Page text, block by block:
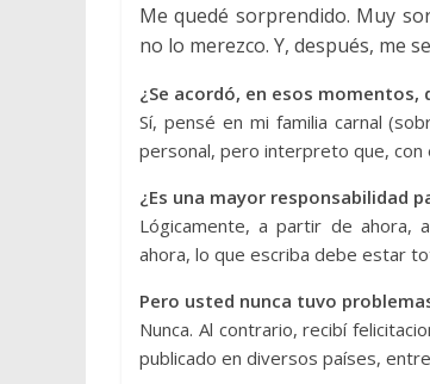
Me quedé sorprendido. Muy
no lo merezco. Y, después, me
¿Se acordó, en esos momentos,
Sí, pensé en mi familia carnal
personal, pero interpreto que, con
¿Es una mayor responsabilidad
Lógicamente, a partir de ahora,
ahora, lo que escriba debe estar
Pero usted nunca tuvo
Nunca. Al contrario, recibí
publicado en diversos países,